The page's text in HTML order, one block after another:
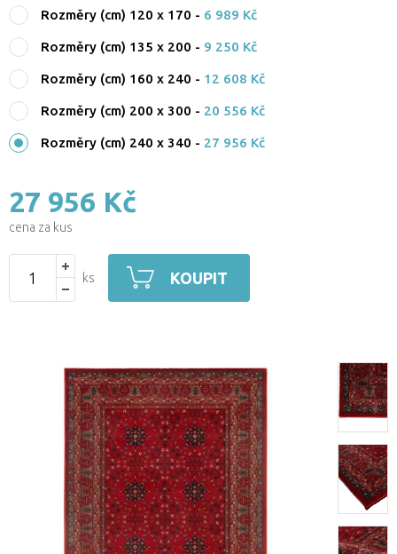
Rozměry (cm) 120 x 170 - 6 989 Kč
Rozměry (cm) 135 x 200 - 9 250 Kč
Rozměry (cm) 160 x 240 - 12 608 Kč
Rozměry (cm) 200 x 300 - 20 556 Kč
Rozměry (cm) 240 x 340 - 27 956 Kč
27 956 Kč
cena za kus
ks KOUPIT